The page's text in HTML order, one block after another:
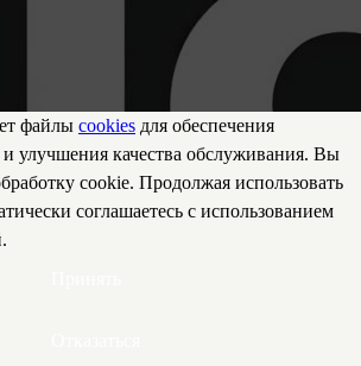
файлы cookies для обеспечения
и улучшения качества обслуживания. Вы
cookie. Продолжая использовать
соглашаетесь с использованием